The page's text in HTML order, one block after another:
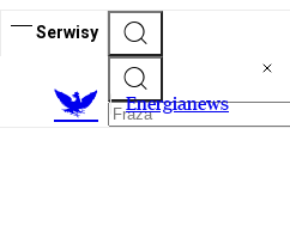
Serwisy
Energianews